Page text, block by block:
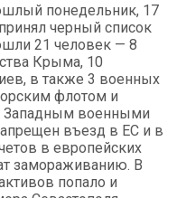
понедельник, 17
черный список
21 человек — 8
Крыма, 10
в также 3 военных
флотом и
военными
въезд в ЕС и в
в европейских
замораживанию. В
попало и